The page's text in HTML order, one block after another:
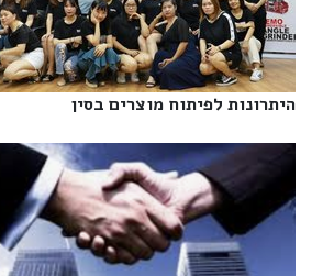
היתרונות לפיתוח מוצרים בסין‎